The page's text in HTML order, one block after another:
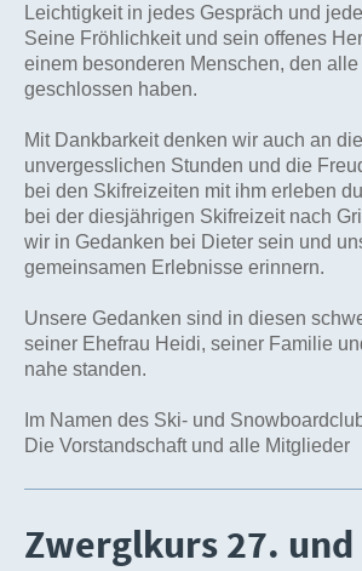
Leichtigkeit in jedes Gespräch und
Seine Fröhlichkeit und sein offenes
einem besonderen Menschen, den
geschlossen haben.
Mit Dankbarkeit denken wir auch an
unvergesslichen Stunden und die
bei den Skifreizeiten mit ihm erleben
bei der diesjährigen Skifreizeit nach
wir in Gedanken bei Dieter sein und
gemeinsamen Erlebnisse erinnern.
Unsere Gedanken sind in diesen
seiner Ehefrau Heidi, seiner Familie
nahe standen.
Im Namen des Ski- und
Die Vorstandschaft und alle Mitglieder
Zwerglkurs 27. und